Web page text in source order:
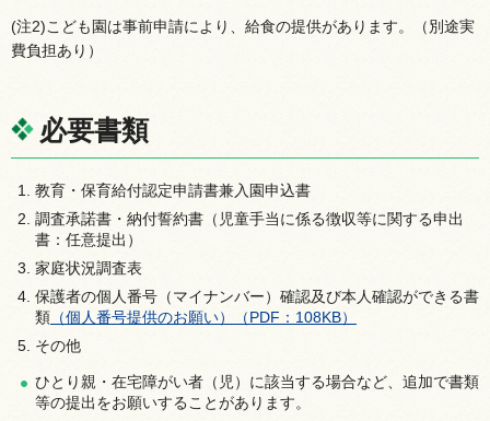
(注2)こども園は事前申請により、給食の提供があります。（別途実
費負担あり）
必要書類
教育・保育給付認定申請書兼入園申込書
調査承諾書・納付誓約書（児童手当に係る徴収等に関する申出
書：任意提出）
家庭状況調査表
保護者の個人番号（マイナンバー）確認及び本人確認ができる書
類 （個人番号提供のお願い）（PDF：108KB）
その他
ひとり親・在宅障がい者（児）に該当する場合など、追加で書類
等の提出をお願いすることがあります。